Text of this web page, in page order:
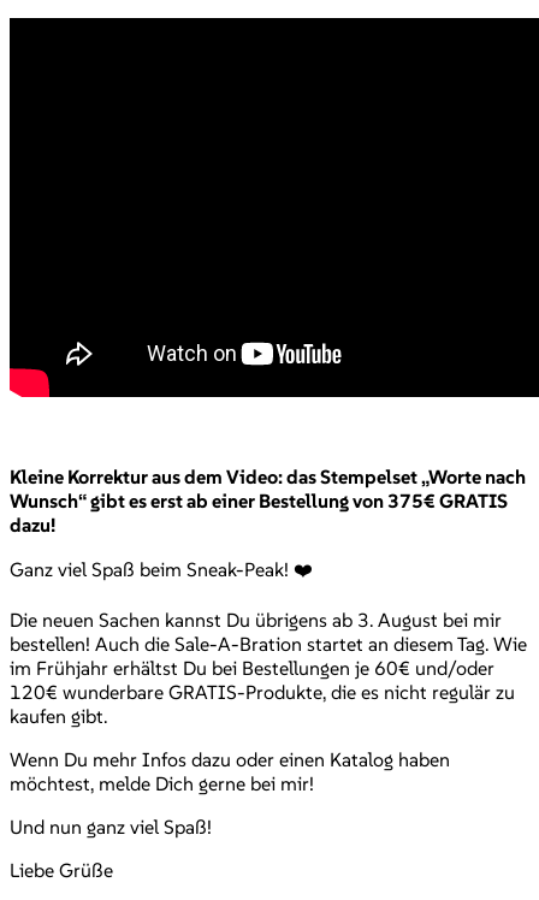
Kleine Korrektur aus dem Video: das Stempelset „Worte nach
Wunsch“ gibt es erst ab einer Bestellung von 375€ GRATIS
dazu!
Ganz viel Spaß beim Sneak-Peak! ❤️
Die neuen Sachen kannst Du übrigens ab 3. August bei mir
bestellen! Auch die Sale-A-Bration startet an diesem Tag. Wie
im Frühjahr erhältst Du bei Bestellungen je 60€ und/oder
120€ wunderbare GRATIS-Produkte, die es nicht regulär zu
kaufen gibt.
Wenn Du mehr Infos dazu oder einen Katalog haben
möchtest, melde Dich gerne bei mir!
Und nun ganz viel Spaß!
Liebe Grüße